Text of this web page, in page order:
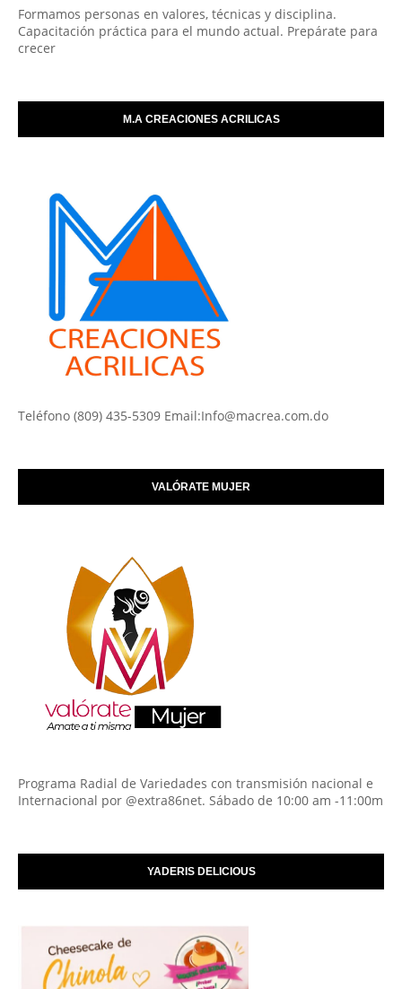
Formamos personas en valores, técnicas y disciplina.
Capacitación práctica para el mundo actual. Prepárate para
crecer
M.A CREACIONES ACRILICAS
Teléfono (809) 435-5309 Email:Info@macrea.com.do
VALÓRATE MUJER
Programa Radial de Variedades con transmisión nacional e
Internacional por @extra86net. Sábado de 10:00 am -11:00m
YADERIS DELICIOUS